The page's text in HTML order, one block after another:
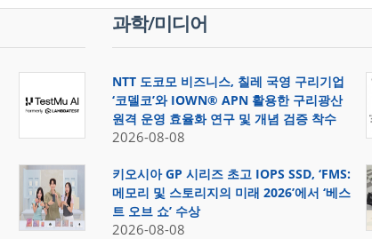
과학/미디어
NTT 도코모 비즈니스, 칠레 국영 구리기업
‘코델코’와 IOWN® APN 활용한 구리광산
원격 운영 효율화 연구 및 개념 검증 착수
2026-08-08
키오시아 GP 시리즈 초고 IOPS SSD, ‘FMS:
메모리 및 스토리지의 미래 2026’에서 ‘베스
트 오브 쇼’ 수상
2026-08-08